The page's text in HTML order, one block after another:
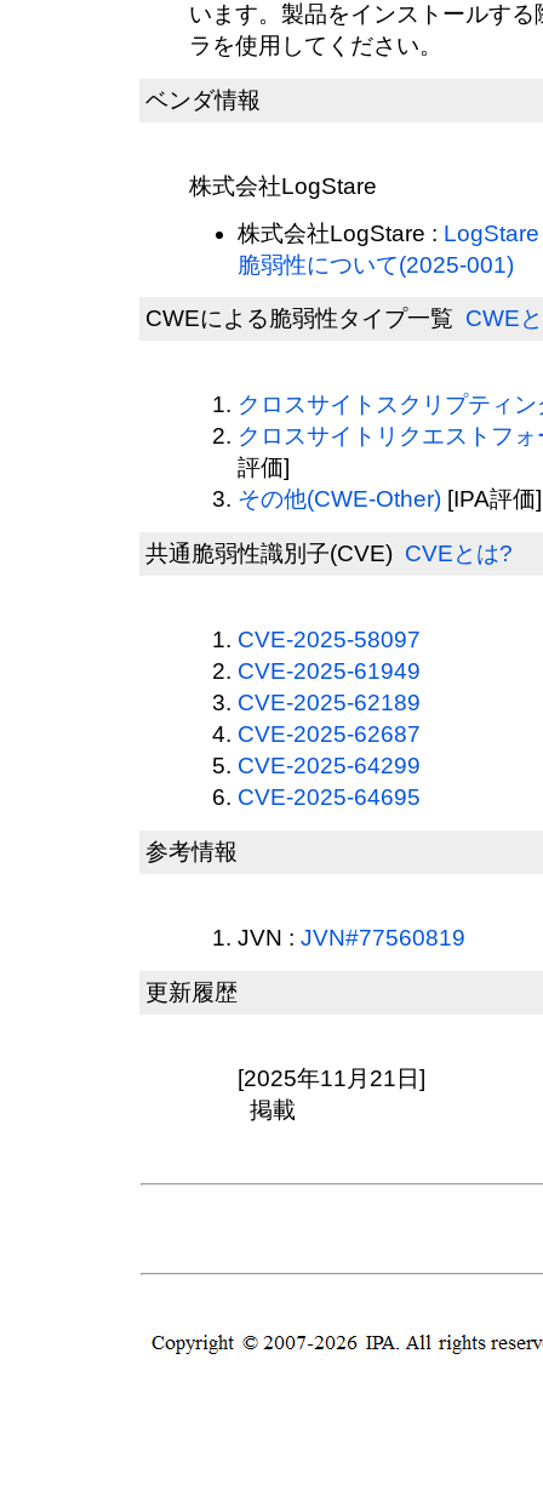
います。製品をインストールす
ラを使用してください。
ベンダ情報
株式会社LogStare
株式会社LogStare :
脆弱性について(2025-001)
CWEによる脆弱性タイプ一覧 CWE
クロスサイトスクリプティ
クロスサイトリクエストフ
評価]
その他(CWE-Other) [IPA評価]
共通脆弱性識別子(CVE) CVEとは?
CVE-2025-58097
CVE-2025-61949
CVE-2025-62189
CVE-2025-62687
CVE-2025-64299
CVE-2025-64695
参考情報
JVN : JVN#77560819
更新履歴
[2025年11月21日]
掲載